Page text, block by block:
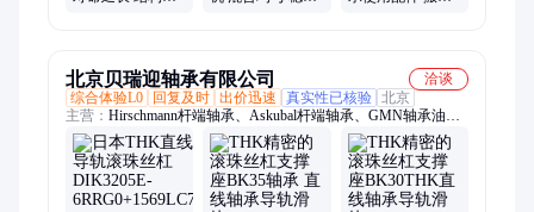
北京贝瑞迎轴承有限公司
洽谈
综合体验L0
回复及时 出价迅速 真实性已核验 北京
主营： Hirschmann杆端轴承、Askubal杆端轴承、GMN轴承油
封、THK滚珠丝杠、Durbal杆端轴承、SMW轴承、RBC轴承、
Myonic 轴承、NADELLA轴承、Alwayse 万向球、美国NHBB轴
承、THOMSON轴承、EWELLIX轴承、UNITEC轴承、SKF进口
轴承、NSK进口轴承、FAG进口轴承、UKF精密轴承、THK交